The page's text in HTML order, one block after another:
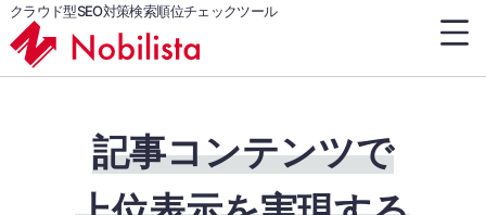
クラウド型SEO対策検索順位チェックツール
記事コンテンツで